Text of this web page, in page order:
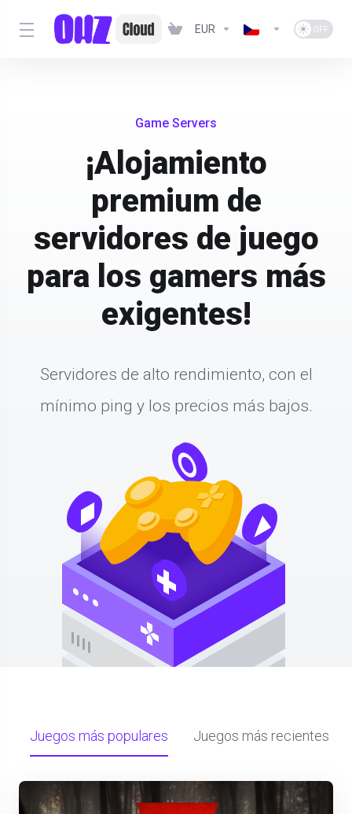
EUR
Game Servers
¡Alojamiento
premium de
servidores de juego
para los gamers más
exigentes!
Servidores de alto rendimiento, con el
mínimo ping y los precios más bajos.
Juegos más populares Juegos más recientes